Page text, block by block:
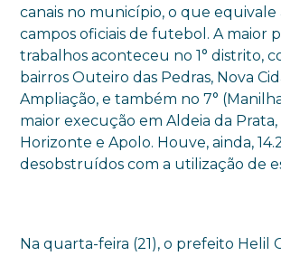
canais no município, o que equivale
campos oficiais de futebol. A maior
trabalhos aconteceu no 1° distrito,
bairros Outeiro das Pedras, Nova
Ampliação, e também no 7°
maior execução em Aldeia da Prata,
Horizonte e Apolo. Houve, ainda,
desobstruídos com a utilização de
Na quarta-feira (21), o prefeito Helil